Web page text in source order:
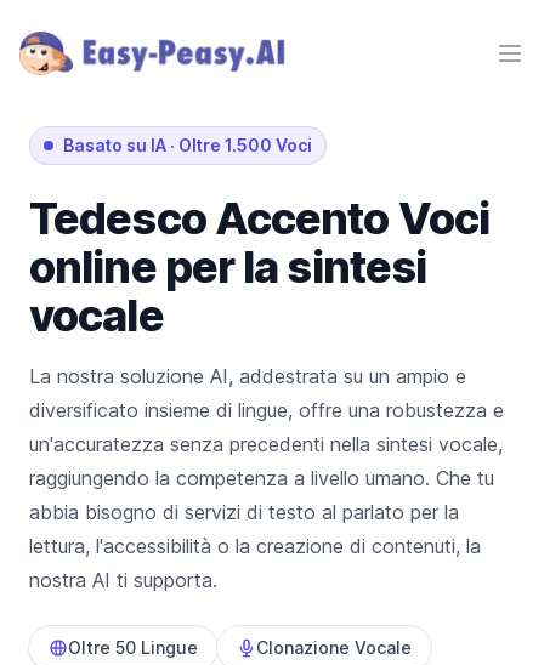
Basato su IA · Oltre 1.500 Voci
TedescoAccento Voci
online per la sintesi
vocale
La nostra soluzione AI, addestrata su un ampio e
diversificato insieme di lingue, offre una robustezza e
un'accuratezza senza precedenti nella sintesi vocale,
raggiungendo la competenza a livello umano. Che tu
abbia bisogno di servizi di testo al parlato per la
lettura, l'accessibilità o la creazione di contenuti, la
nostra AI ti supporta.
Oltre 50 Lingue Clonazione Vocale